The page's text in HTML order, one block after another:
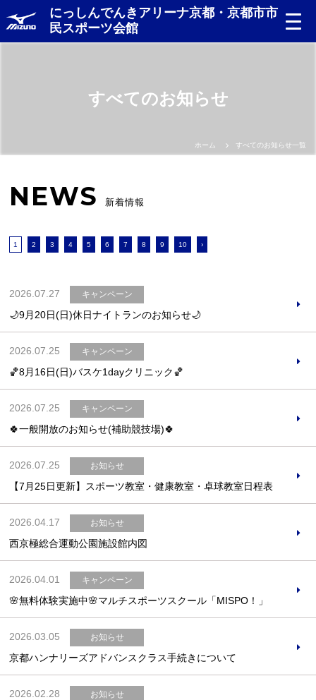
にっしんでんきアリーナ京都・京都市市
民スポーツ会館
すべてのお知らせ
ホーム すべてのお知らせ一覧
NEWS 新着情報
1 2 3 4 5 6 7 8 9 10 ›
2026.07.27 キャンペーン
🌙9月20日(日)休日ナイトランのお知らせ🌙
2026.07.25 キャンペーン
🏀8月16日(日)バスケ1dayクリニック🏀
2026.07.25 キャンペーン
🍀一般開放のお知らせ(補助競技場)🍀
2026.07.25 お知らせ
【7月25日更新】スポーツ教室・健康教室・卓球教室日程表
2026.04.17 お知らせ
西京極総合運動公園施設館内図
2026.04.01 キャンペーン
🌸無料体験実施中🌸マルチスポーツスクール「MISPO！」
2026.03.05 お知らせ
京都ハンナリーズアドバンスクラス手続きについて
2026.02.28 お知らせ